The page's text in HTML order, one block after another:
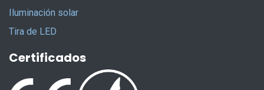
Iluminación solar
Tira de LED
Certificados